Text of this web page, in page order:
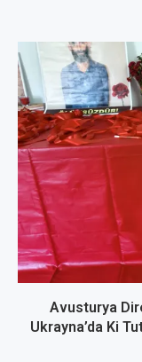
Avusturya
Ukrayna’da Ki